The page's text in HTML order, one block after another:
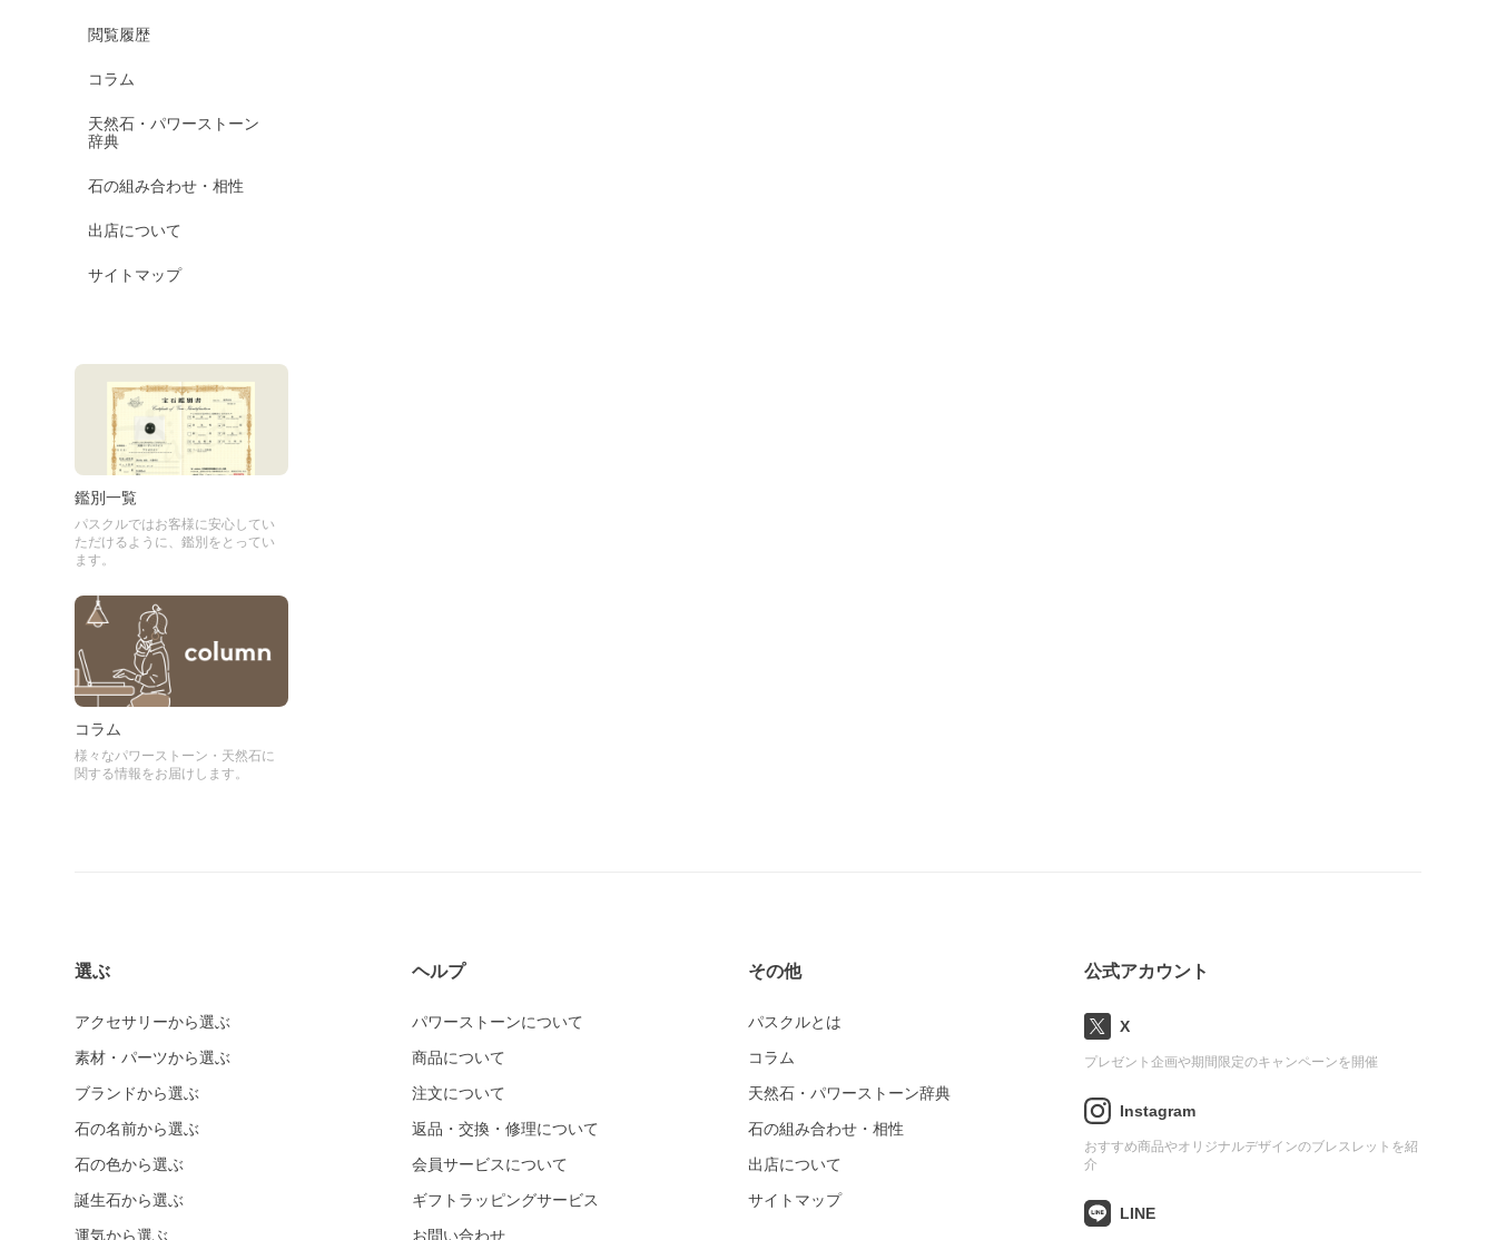
閲覧履歴
コラム
天然石・パワーストーン
辞典
石の組み合わせ・相性
出店について
サイトマップ
鑑別一覧
パスクルではお客様に安心してい
ただけるように、鑑別をとってい
ます。
コラム
様々なパワーストーン・天然石に
関する情報をお届けします。
選ぶ
アクセサリーから選ぶ
素材・パーツから選ぶ
ブランドから選ぶ
石の名前から選ぶ
石の色から選ぶ
誕生石から選ぶ
運気から選ぶ
ヘルプ
パワーストーンについて
商品について
注文について
返品・交換・修理について
会員サービスについて
ギフトラッピングサービス
お問い合わせ
その他
パスクルとは
コラム
天然石・パワーストーン辞典
石の組み合わせ・相性
出店について
サイトマップ
公式アカウント
X
プレゼント企画や期間限定のキャンペーンを開催
Instagram
おすすめ商品やオリジナルデザインのブレスレットを紹
介
LINE